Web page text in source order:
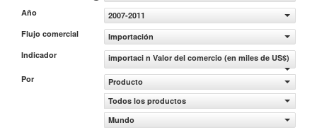
Año
2007-2011
Flujo comercial
Importación
Indicador
importaci n Valor del comercio (en miles de US$)
Por
Producto
Todos los productos
Mundo